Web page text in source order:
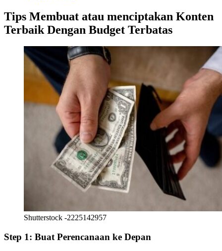
Tips Membuat atau menciptakan Konten
Terbaik Dengan Budget Terbatas
Shutterstock -2225142957
Step 1: Buat Perencanaan ke Depan